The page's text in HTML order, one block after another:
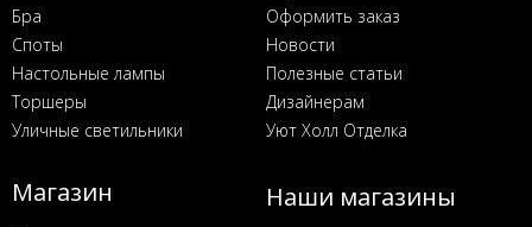
Бра
Споты
Настольные лампы
Торшеры
Уличные светильники
Оформить заказ
Новости
Полезные статьи
Дизайнерам
Уют Холл Отделка
Магазин Наши магазины